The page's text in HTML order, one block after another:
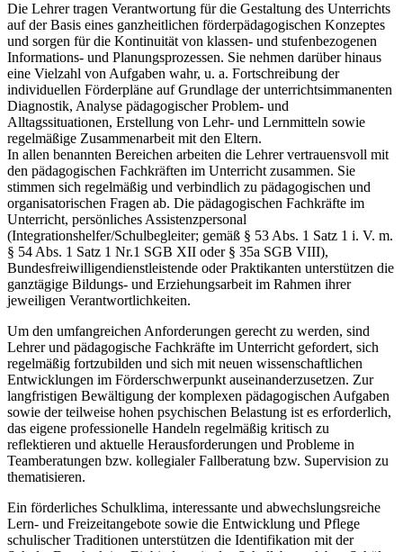
Die Lehrer tragen Verantwortung für die Gestaltung des Unterrichts
auf der Basis eines ganzheitlichen förderpädagogischen Konzeptes
und sorgen für die Kontinuität von klassen- und stufenbezogenen
Informations- und Planungsprozessen. Sie nehmen darüber hinaus
eine Vielzahl von Aufgaben wahr, u. a. Fortschreibung der
individuellen Förderpläne auf Grundlage der unterrichtsimmanenten
Diagnostik, Analyse pädagogischer Problem- und
Alltagssituationen, Erstellung von Lehr- und Lernmitteln sowie
regelmäßige Zusammenarbeit mit den Eltern.
In allen benannten Bereichen arbeiten die Lehrer vertrauensvoll mit
den pädagogischen Fachkräften im Unterricht zusammen. Sie
stimmen sich regelmäßig und verbindlich zu pädagogischen und
organisatorischen Fragen ab. Die pädagogischen Fachkräfte im
Unterricht, persönliches Assistenzpersonal
(Integrationshelfer/Schulbegleiter; gemäß § 53 Abs. 1 Satz 1 i. V. m.
§ 54 Abs. 1 Satz 1 Nr.1 SGB XII oder § 35a SGB VIII),
Bundesfreiwilligendienstleistende oder Praktikanten unterstützen die
ganztägige Bildungs- und Erziehungsarbeit im Rahmen ihrer
jeweiligen Verantwortlichkeiten.
Um den umfangreichen Anforderungen gerecht zu werden, sind
Lehrer und pädagogische Fachkräfte im Unterricht gefordert, sich
regelmäßig fortzubilden und sich mit neuen wissenschaftlichen
Entwicklungen im Förderschwerpunkt auseinanderzusetzen. Zur
langfristigen Bewältigung der komplexen pädagogischen Aufgaben
sowie der teilweise hohen psychischen Belastung ist es erforderlich,
das eigene professionelle Handeln regelmäßig kritisch zu
reflektieren und aktuelle Herausforderungen und Probleme in
Teamberatungen bzw. kollegialer Fallberatung bzw. Supervision zu
thematisieren.
Ein förderliches Schulklima, interessante und abwechslungsreiche
Lern- und Freizeitangebote sowie die Entwicklung und Pflege
schulischer Traditionen unterstützen die Identifikation mit der